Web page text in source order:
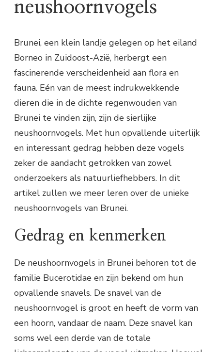
neushoornvogels
Brunei, een klein landje gelegen op het eiland
Borneo in Zuidoost-Azië, herbergt een
fascinerende verscheidenheid aan flora en
fauna. Eén van de meest indrukwekkende
dieren die in de dichte regenwouden van
Brunei te vinden zijn, zijn de sierlijke
neushoornvogels. Met hun opvallende uiterlijk
en interessant gedrag hebben deze vogels
zeker de aandacht getrokken van zowel
onderzoekers als natuurliefhebbers. In dit
artikel zullen we meer leren over de unieke
neushoornvogels van Brunei.
Gedrag en kenmerken
De neushoornvogels in Brunei behoren tot de
familie Bucerotidae en zijn bekend om hun
opvallende snavels. De snavel van de
neushoornvogel is groot en heeft de vorm van
een hoorn, vandaar de naam. Deze snavel kan
soms wel een derde van de totale